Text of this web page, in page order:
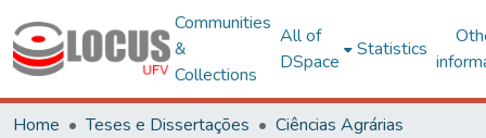
Communities
&
Collections
All of
DSpace
Statistics
Home Teses e Dissertações
Ciências Agrárias